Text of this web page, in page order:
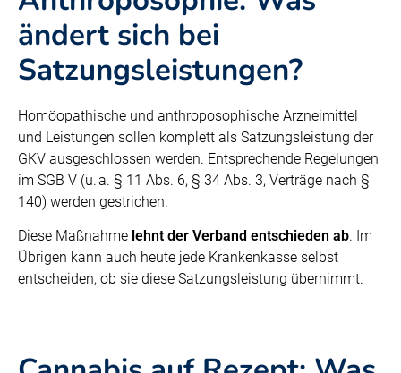
ändert sich bei
Satzungsleistungen?
Homöopathische und anthroposophische Arzneimittel
und Leistungen sollen komplett als Satzungsleistung der
GKV ausgeschlossen werden. Entsprechende Regelungen
im SGB V (u. a. § 11 Abs. 6, § 34 Abs. 3, Verträge nach §
140) werden gestrichen.
Diese Maßnahme lehnt der Verband entschieden ab. Im
Übrigen kann auch heute jede Krankenkasse selbst
entscheiden, ob sie diese Satzungsleistung übernimmt.